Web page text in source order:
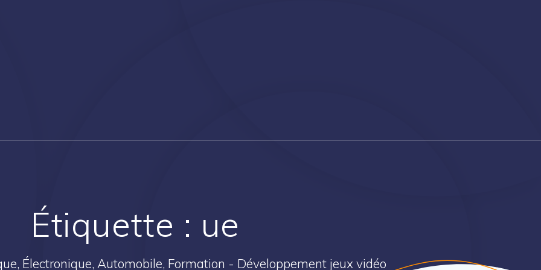
Étiquette : ue
Électronique, Automobile, Formation - Développement jeux vidéo